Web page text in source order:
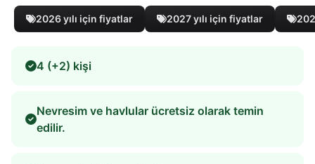
2026 yılı için fiyatlar 2027 yılı için fiyatlar
4 (+2) kişi
Nevresim ve havlular ücretsiz olarak temin
edilir.